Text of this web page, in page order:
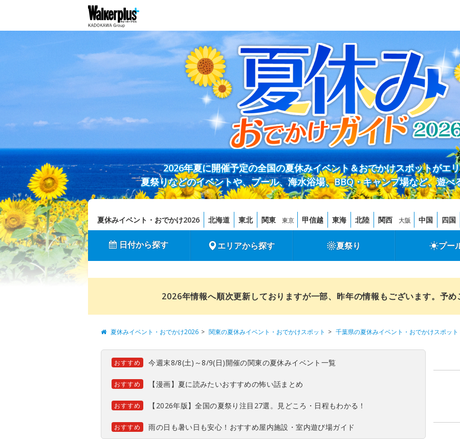
2026年夏に開催予定の全国の夏休みイベント＆おでかけスポットがエ
夏祭りなどのイベントや、プール、海水浴場、BBQ・キャンプ場など、遊べ
夏休みイベント・おでかけ2026 北海道 東北 関東 東京 甲信越 東海 北陸 関西 大阪 中国 四国
日付から探す エリアから探す 夏祭り プー
2026年情報へ順次更新しておりますが一部、昨年の情報もございます。予め
夏休みイベント・おでかけ2026 関東の夏休みイベント・おでかけスポット 千葉県の夏休みイベント・おでかけスポット
おすすめ 今週末8/8(土)～8/9(日)開催の関東の夏休みイベント一覧
おすすめ 【漫画】夏に読みたいおすすめの怖い話まとめ
おすすめ 【2026年版】全国の夏祭り注目27選。見どころ・日程もわかる！
おすすめ 雨の日も暑い日も安心！おすすめ屋内施設・室内遊び場ガイド